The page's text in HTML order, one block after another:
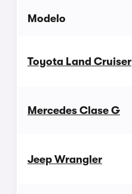
Modelo
Toyota Land Cruiser
Mercedes Clase G
Jeep Wrangler